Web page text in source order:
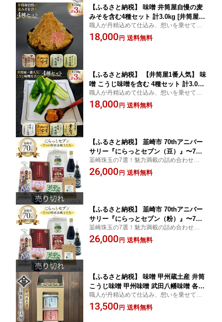
【ふるさと納税】 味噌 井筒屋自慢の麦
みそを含む4種セット 計3.0kg [井筒屋醤
油 山梨県 韮崎市 20745016] みそ 食べ比
べ 米味噌 麦味噌 合わせ味噌
職人が丹精込めて仕込み、想いを乗せて送
り出します
18,000 円 送料無料
【ふるさと納税】 【井筒屋1番人気】 味
噌 こうじ味噌を含む 4種セット 計3.0kg
[井筒屋醤油 山梨県 韮崎市 20745017] み
そ 食べ比べ 米みそ 麦みそ 合わせ味噌
職人が丹精込めて仕込み、想いを乗せて送
り出します
18,000 円 送料無料
【ふるさと納税】 韮崎市 70thアニバー
サリー『にらっとセブン（豆）』〜7つ
の特産品戦士たち〜（仮） [(株)まあめ
いく 山梨県 韮崎市 20743683] 詰め合わ
韮崎珠玉の7選！魅力満載の詰め合わせセッ
ト
26,000 円 送料無料
【ふるさと納税】 韮崎市 70thアニバー
サリー『にらっとセブン（粉）』〜7つ
の特産品戦士たち〜（仮） [(株)まあめ
いく 山梨県 韮崎市 20743684] 詰め合わ
韮崎珠玉の7選！魅力満載の詰め合わせセッ
ト
26,000 円 送料無料
【ふるさと納税】 味噌 甲州蔵土産 井筒
こうじ味噌 甲州味噌 武田八幡味噌 各30
0g 計900g [井筒屋醤油 山梨県 韮崎市 2
0745018] みそ 国産 調味料 麹
職人が丹精込めて仕込み、想いを乗せて送
り出します
13,500 円 送料無料